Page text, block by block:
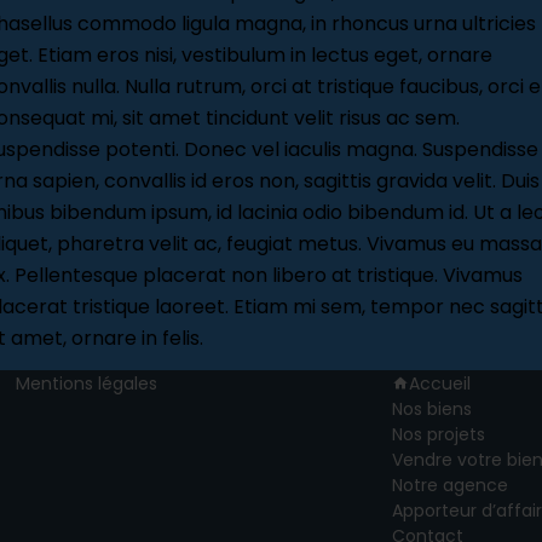
commodo ligula magna, in rhoncus urna ultricies
Etiam eros nisi, vestibulum in lectus eget, ornare
nulla. Nulla rutrum, orci at tristique faucibus, orci
mi, sit amet tincidunt velit risus ac sem.
potenti. Donec vel iaculis magna. Suspendisse
sapien, convallis id eros non, sagittis gravida velit. Duis
bibendum ipsum, id lacinia odio bibendum id. Ut a
pharetra velit ac, feugiat metus. Vivamus eu massa
Pellentesque placerat non libero at tristique. Vivamus
tristique laoreet. Etiam mi sem, tempor nec
amet, ornare in felis.
Contactez-nous
35 Gruuss Strooss, L-9991 Weiswampach, Luxembourg
Zum Walkerstal 13/2/1, B-4750 Bütgenbach, Belgique
Hubertusweg 17, D-53902 Bad Münstereifel, Allemagne
+352 27 86 30 84
info@proxximmo.com
Informations legales
Mentions légales
Accueil
Nos biens
Nos projets
Vendre votre bien
Notre agence
Apporteur
Contact